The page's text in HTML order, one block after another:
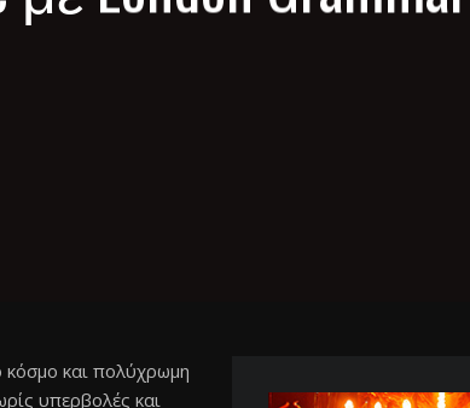
και πολύχρωμη
υπερβολές και